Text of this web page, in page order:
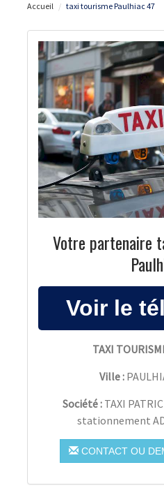
Accueil taxi tourisme Paulhiac 47
Votre partenaire
TAXI
Ville :
Société : TAXI
stationnement
CONTACT OU